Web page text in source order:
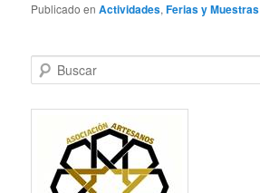
Publicado en Actividades,Ferias y Muestras
u